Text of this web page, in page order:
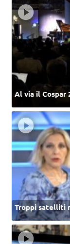
Al via il Cospar
Troppi satelliti